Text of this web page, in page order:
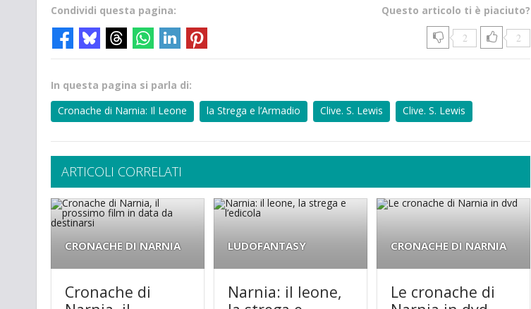
Questo articolo ti è piaciuto?
2 2
Condividi questa pagina:
In questa pagina si parla di:
Cronache di Narnia: Il Leone
la Strega e l’Armadio Clive. S. Lewis Clive. S. Lewis
ARTICOLI CORRELATI
CRONACHE DI NARNIA
Cronache di
LUDOFANTASY
Narnia: il leone,
CRONACHE DI NARNIA
Le cronache di